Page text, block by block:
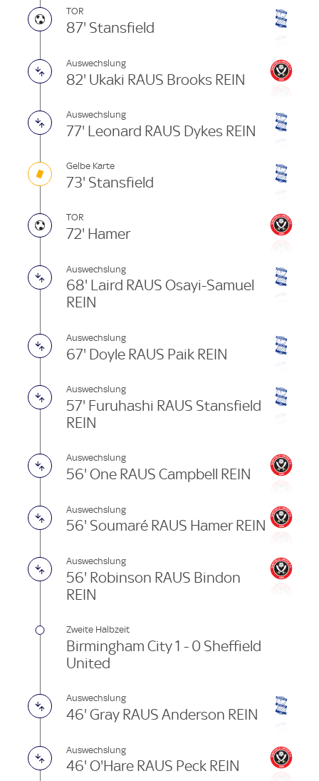
TOR
87' Stansfield
Auswechslung
82' Ukaki RAUS Brooks REIN
Auswechslung
77' Leonard RAUS Dykes REIN
Gelbe Karte
73' Stansfield
TOR
72' Hamer
Auswechslung
68' Laird RAUS Osayi-Samuel
REIN
Auswechslung
67' Doyle RAUS Paik REIN
Auswechslung
57' Furuhashi RAUS Stansfield
REIN
Auswechslung
56' One RAUS Campbell REIN
Auswechslung
56' Soumaré RAUS Hamer REIN
Auswechslung
56' Robinson RAUS Bindon
REIN
Zweite Halbzeit
Birmingham City 1 - 0 Sheffield
United
Auswechslung
46' Gray RAUS Anderson REIN
Auswechslung
46' O'Hare RAUS Peck REIN